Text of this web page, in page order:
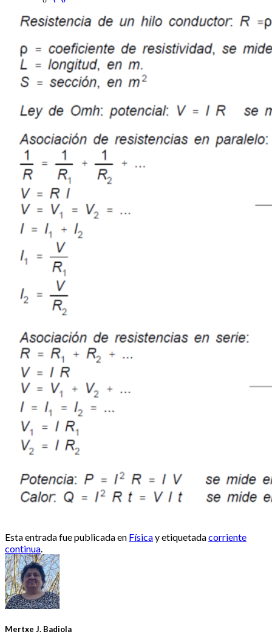
Wikipedia
ME SLU
Cursos Formación del Profesorado impartidos
Oferta de Cursos STEAM | Learning
Proyectos
Ikaskidetza Sarea
2013-2014 Memoria final Proyecto Ikaskidetza
Sarea
Canal de Youtube de E&P Sarea
Publicaciones
13-08-05 revista comunicación y pedagogia
CITAGR Artículo de investigación
Jornadas
18-03-13 La robótica y la programación educativa.
Sus aportaciones en Infantil, Primaria y Secundaria
2017 I Salón Internacional de Cómic y Manga.
Donostia
2015 Hirikilab Simo
15-05-30 III Encuentro Edutopia
14-04-07 Taller de Introducción a la Electrónica
creativa
13-05-10 Encuentro Didactalia
E-learning en y para la enseñanza de las Ciencias
Talleres
Contacto
Boletín semanal
Esta entrada fue publicada en Físicay etiquetadacorriente
continua.
Mertxe J. Badiola